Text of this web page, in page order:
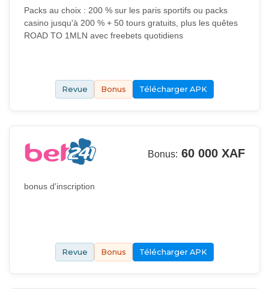
Packs au choix : 200 % sur les paris sportifs ou packs
casino jusqu'à 200 % + 50 tours gratuits, plus les quêtes
ROAD TO 1MLN avec freebets quotidiens
Revue Bonus Télécharger APK
Bonus: 60 000 XAF
bonus d'inscription
Revue Bonus Télécharger APK